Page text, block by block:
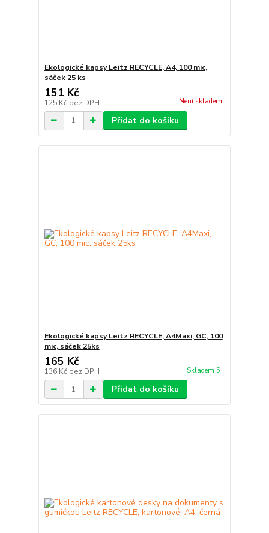
Ekologické kapsy Leitz RECYCLE, A4, 100 mic,
sáček 25 ks
151 Kč
125 Kč bez DPH Není skladem
Přidat do košíku
Ekologické kapsy Leitz RECYCLE, A4Maxi, GC, 100
mic, sáček 25ks
165 Kč
136 Kč bez DPH Skladem 5
Přidat do košíku